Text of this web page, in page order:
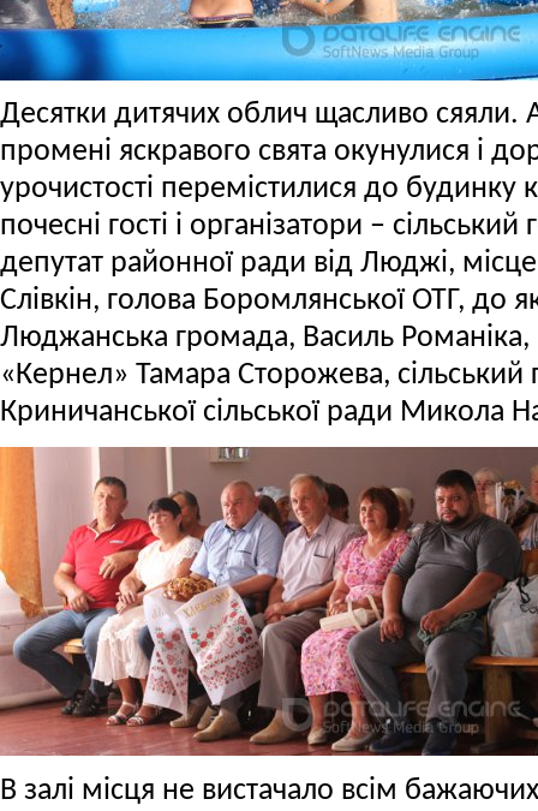
Десятки дитячих облич щасливо сяяли.
промені яскравого свята окунулися і
урочистості перемістилися до
почесні гості і організатори –
депутат районної ради від Люджі,
Слівкін, голова Боромлянської ОТГ, до
Люджанська громада, Василь Романіка,
«Кернел» Тамара Сторожева, сільський
Криничанської сільської ради Микола
В залі місця не вистачало всім